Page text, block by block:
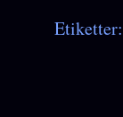
Etiketter: